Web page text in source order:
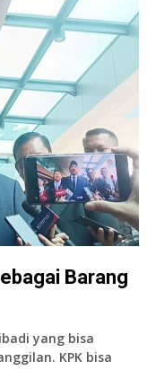
Barang
yang bisa
KPK bisa